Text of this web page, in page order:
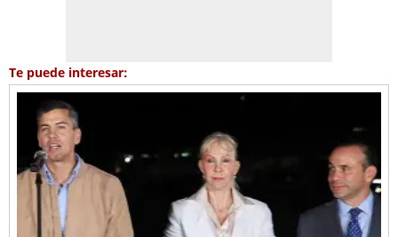
Te puede interesar: